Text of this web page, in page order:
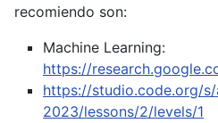
recomiendo son:
Machine Learning:
https://
https://studio.code.org/
2023/lessons/2/levels/1